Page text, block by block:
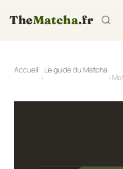
TheMatcha.fr
Accueil Le guide du Matcha